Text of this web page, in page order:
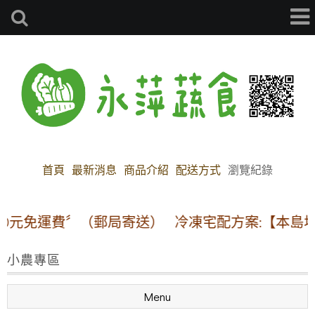
首頁 最新消息 商品介紹 配送方式 瀏覽紀錄
運費〞（郵局寄送） 冷凍宅配方案:【本島地
小農專區
Menu